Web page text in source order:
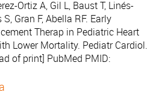
Ortiz A, Gil L, Baust T, Linés-
Gran F, Abella RF. Early
Therap in Pediatric Heart
Lower Mortality. Pediatr Cardiol.
of print] PubMed PMID: